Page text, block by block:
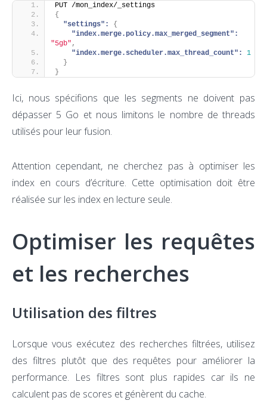
PUT /mon_index/_settings
{
"settings":
{
"index.merge.policy.max_merged_segment":
"5gb" ,
"index.merge.scheduler.max_thread_count":
1
}
}
Ici, nous spécifions que les segments ne doivent pas
dépasser 5 Go et nous limitons le nombre de threads
utilisés pour leur fusion.
Attention cependant, ne cherchez pas à optimiser les
index en cours d’écriture. Cette optimisation doit être
réalisée sur les index en lecture seule.
Optimiser les requêtes
et les recherches
Utilisation des filtres
Lorsque vous exécutez des recherches filtrées, utilisez
des filtres plutôt que des requêtes pour améliorer la
performance. Les filtres sont plus rapides car ils ne
calculent pas de scores et génèrent du cache.